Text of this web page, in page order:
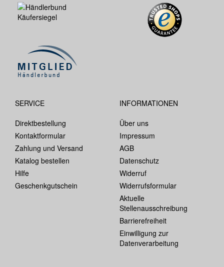
SERVICE
Direktbestellung
Kontaktformular
Zahlung und Versand
Katalog bestellen
Hilfe
Geschenkgutschein
INFORMATIONEN
Über uns
Impressum
AGB
Datenschutz
Widerruf
Widerrufsformular
Aktuelle
Stellenausschreibung
Barrierefreiheit
Einwilligung zur
Datenverarbeitung